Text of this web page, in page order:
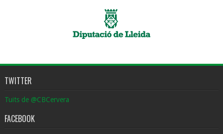
TWITTER
Tuits de @CBCervera
FACEBOOK